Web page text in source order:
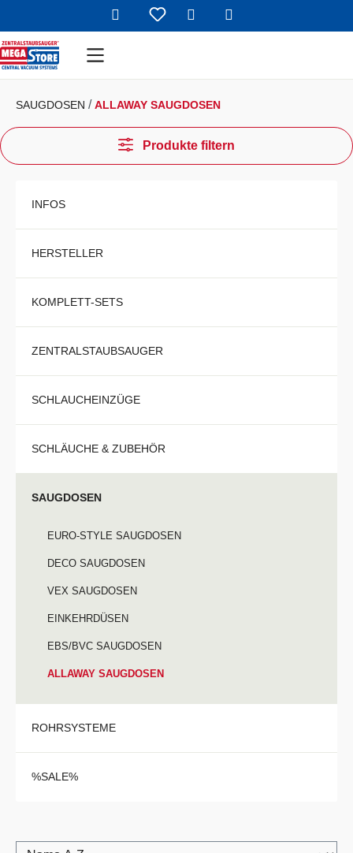
Zum Hauptinhalt springen
SAUGDOSEN ALLAWAY SAUGDOSEN
Produkte filtern
INFOS
HERSTELLER
KOMPLETT-SETS
ZENTRALSTAUBSAUGER
SCHLAUCHEINZÜGE
SCHLÄUCHE & ZUBEHÖR
SAUGDOSEN
EURO-STYLE SAUGDOSEN
DECO SAUGDOSEN
VEX SAUGDOSEN
EINKEHRDÜSEN
EBS/BVC SAUGDOSEN
ALLAWAY SAUGDOSEN
ROHRSYSTEME
%SALE%